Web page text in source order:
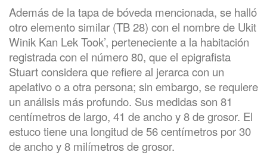
Además de la tapa de bóveda mencionada, se halló
otro elemento similar (TB 28) con el nombre de Ukit
Winik Kan Lek Took’, perteneciente a la habitación
registrada con el número 80, que el epigrafista
Stuart considera que refiere al jerarca con un
apelativo o a otra persona; sin embargo, se requiere
un análisis más profundo. Sus medidas son 81
centímetros de largo, 41 de ancho y 8 de grosor. El
estuco tiene una longitud de 56 centímetros por 30
de ancho y 8 milímetros de grosor.